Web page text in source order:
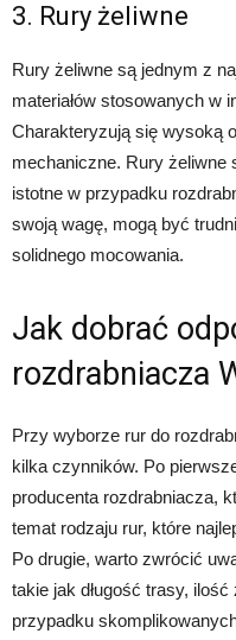
3. Rury żeliwne
Rury żeliwne są jednym z
materiałów stosowanych w
Charakteryzują się wysoką
mechaniczne. Rury żeliwne
istotne w przypadku
swoją wagę, mogą być
solidnego mocowania.
Jak dobrać
rozdrabniacza
Przy wyborze rur do
kilka czynników. Po
producenta rozdrabniacza,
temat rodzaju rur, które
Po drugie, warto zwrócić
takie jak długość trasy,
przypadku